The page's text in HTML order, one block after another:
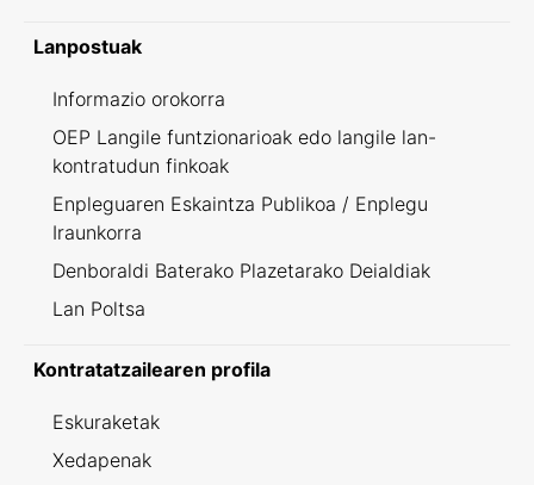
Lanpostuak
Informazio orokorra
OEP Langile funtzionarioak edo langile lan-
kontratudun finkoak
Enpleguaren Eskaintza Publikoa / Enplegu
Iraunkorra
Denboraldi Baterako Plazetarako Deialdiak
Lan Poltsa
Kontratatzailearen profila
Eskuraketak
Xedapenak